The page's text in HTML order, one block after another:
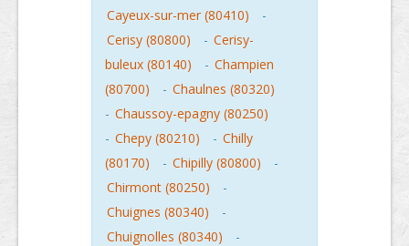
Cayeux-sur-mer (80410)
-
Cerisy (80800)
- Cerisy-
buleux (80140)
- Champien
(80700)
- Chaulnes (80320)
- Chaussoy-epagny (80250)
- Chepy (80210) - Chilly
(80170)
- Chipilly (80800)
-
Chirmont (80250)
-
Chuignes (80340)
-
Chuignolles (80340)
-